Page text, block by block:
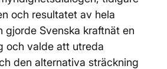
och resultatet av hela
gjorde Svenska kraftnät en
och valde att utreda
den alternativa sträckning